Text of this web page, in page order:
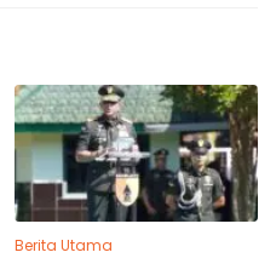
Berita Utama